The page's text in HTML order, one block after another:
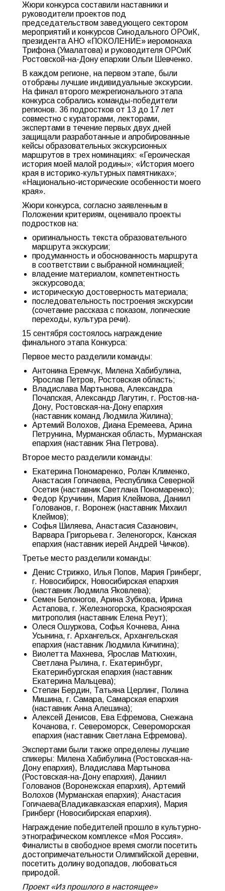
Жюри конкурса составили наставники и
руководители проектов под
председательством заведующего сектором
мероприятий и конкурсов Синодального ОРОиК,
президента АНО «ПОКОЛЕНИЕ» иеромонаха
Трифона (Умалатова) и руководителя ОРОиК
Ростовской-на-Дону епархии Ольги Шевченко.
В каждом регионе, на первом этапе, были
отобраны лучшие индивидуальные экскурсии.
На финал второго межрегионального этапа
конкурса собрались команды-победители
регионов. 36 подростков от 13 до 17 лет
совместно с кураторами, лекторами,
экспертами в течение первых двух дней
защищали разработанные и апробированные
кейсы образовательных экскурсионных
маршрутов в трех номинациях: «Героическая
история моей малой родины»; «История моего
края в историко-культурных памятниках»;
«Национально-исторические особенности моего
края».
Жюри конкурса, согласно заявленным в
Положении критериям, оценивало проекты
подростков на:
оригинальность текста образовательного
маршрута экскурсии;
продуманность и обоснованность маршрута
в соответствии с выбранной номинацией;
владение материалом, компетентность
экскурсовода;
историческую достоверность материала;
последовательность построения экскурсии
(сочетание рассказа с показом, логические
переходы, культура речи).
15 сентября состоялось награждение
финального этапа Конкурса:
Первое место разделили команды:
Антонина Еремчук, Милена Хабибулина,
Ярослав Петров, Ростовская область;
Владислава Мартынова, Александра
Почапская, Александр Лагутин, г. Ростов-на-
Дону, Ростовская-на-Дону епархия
(наставник команд Людмила Жилина);
Артемий Волохов, Диана Еремеева, Арина
Петрунина, Мурманская область, Мурманская
епархия (наставник Яна Петрова).
Второе место разделили команды:
Екатерина Пономаренко, Ролан Клименко,
Анастасия Гогичаева, Республика Северной
Осетия (наставник Светлана Пономаренко);
Федор Кручинин, Мария Клеймова, Даниил
Голованов, г. Воронеж (наставник Михаил
Клеймов);
Софья Шиляева, Анастасия Сазанович,
Варвара Григорьева г. Зеленогорск, Канская
епархия (наставник иерей Андрей Чичков).
Третье место разделили команды:
Денис Стрижко, Илья Попов, Мария Гринберг,
г. Новосибирск, Новосибирская епархия
(наставник Людмила Яковлева);
Семен Белоногов, Арина Зубкова, Ирина
Астапова, г. Железногорска, Красноярская
митрополия (наставник Елена Реут);
Олеся Ошуркова, Софья Кочнева, Анна
Усынина, г. Архангельск, Архангельская
епархия (наставник Людмила Кичигина);
Виолетта Махнева, Ярослав Матюхин,
Светлана Рылина, г. Екатеринбург,
Екатеринбургская епархия (наставник
Екатерина Мальцева);
Степан Бердин, Татьяна Церлинг, Полина
Мишина, г. Самара, Самарская епархия
(наставник Анна Алешина);
Алексей Денисов, Ева Ефремова, Снежана
Кочанова, г. Североморск, Североморская
епархия (наставник Светлана Ефремова).
Экспертами были также определены лучшие
спикеры: Милена Хабибулина (Ростовская-на-
Дону епархия), Владислава Мартынова
(Ростовская-на-Дону епархия), Даниил
Голованов (Воронежская епархия), Артемий
Волохов (Мурманская епархия); Анастасия
Гогичаева(Владикавказская епархия), Мария
Гринберг (Новосибирская епархия).
Награждение победителей прошло в культурно-
этнографическом комплексе «Моя Россия».
Финалисты в свободное время смогли посетить
достопримечательности Олимпийской деревни,
посетить долину водопадов, любоваться
природой.
Проект «Из прошлого в настоящее»